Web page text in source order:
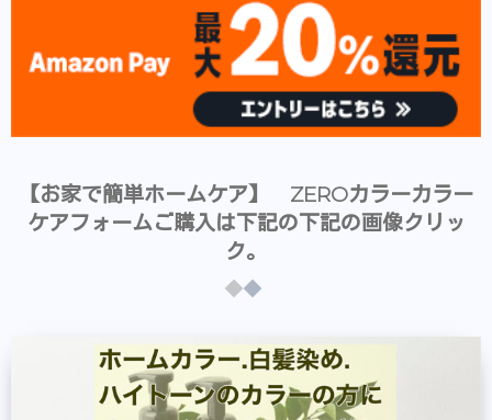
【お家で簡単ホームケア】 ZEROカラーカラー
ケアフォームご購入は下記の下記の画像クリッ
ク。